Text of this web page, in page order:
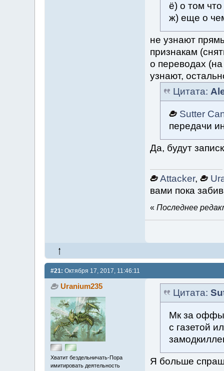
ё) о том
ж) еще о
не узнают
признакам
о переводах
узнают,
Цитата:
Sutter
передачи
Да, будут
Attacker,
вами пока
« Последнее
#21: Октября 17, 2017, 11:46:11
Uranium235
Хватит бездельничать-Пора
имитировать деятельность
Цитата:
Мк за оффы
с газетой
Я больше